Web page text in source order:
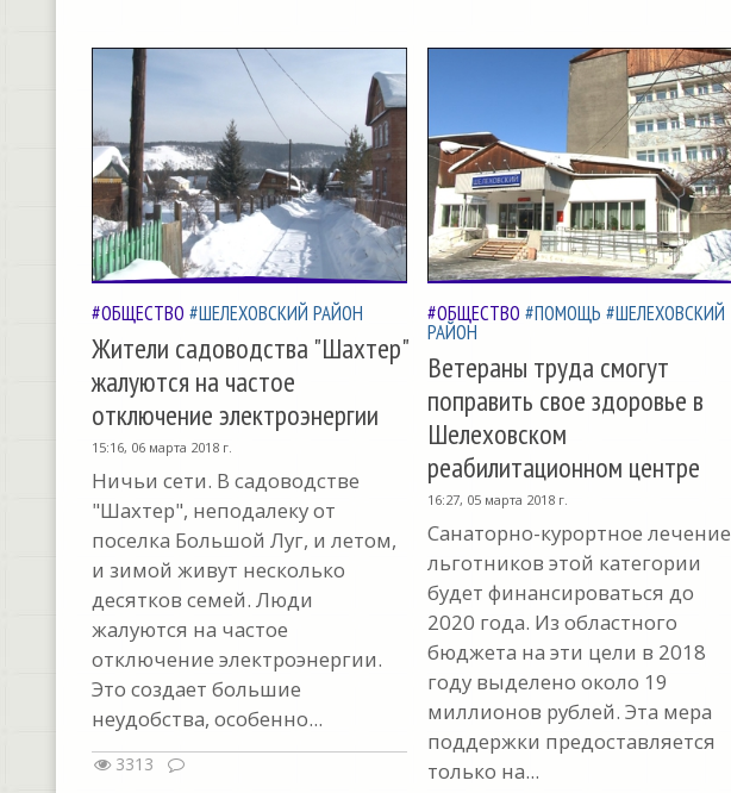
#ОБЩЕСТВО #ШЕЛЕХОВСКИЙ РАЙОН
Жители садоводства "Шахтер"
жалуются на частое
отключение электроэнергии
15:16, 06 марта 2018 г.
Ничьи сети. В садоводстве
"Шахтер", неподалеку от
поселка Большой Луг, и летом,
и зимой живут несколько
десятков семей. Люди
жалуются на частое
отключение электроэнергии.
Это создает большие
неудобства, особенно...
3313
#ОБЩЕСТВО #ПОМОЩЬ #ШЕЛЕХОВСКИЙ
РАЙОН
Ветераны труда смогут
поправить свое здоровье в
Шелеховском
реабилитационном центре
16:27, 05 марта 2018 г.
Санаторно-курортное лечение
льготников этой категории
будет финансироваться до
2020 года. Из областного
бюджета на эти цели в 2018
году выделено около 19
миллионов рублей. Эта мера
поддержки предоставляется
только на...